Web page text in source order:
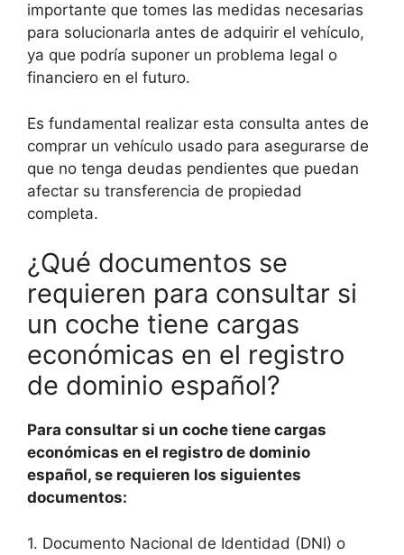
importante que tomes las medidas necesarias
para solucionarla antes de adquirir el vehículo,
ya que podría suponer un problema legal o
financiero en el futuro.
Es fundamental realizar esta consulta antes de
comprar un vehículo usado para asegurarse de
que no tenga deudas pendientes que puedan
afectar su transferencia de propiedad
completa.
¿Qué documentos se
requieren para consultar si
un coche tiene cargas
económicas en el registro
de dominio español?
Para consultar si un coche tiene cargas
económicas en el registro de dominio
español, se requieren los siguientes
documentos:
1. Documento Nacional de Identidad (DNI) o